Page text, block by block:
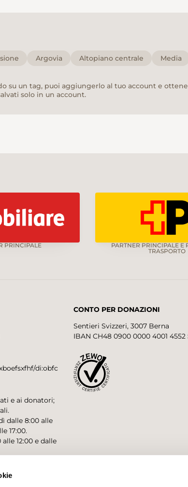
Argovia Altopiano centrale Media
su un tag, puoi aggiungerlo al tuo account e
solo in un account.
PRINCIPALE
PARTNER PRINCIPALE E
TRASPORTO
di:obfc
e ai donatori;
dalle 8:00 alle
17:00.
12:00 e dalle
RICHIESTE
CONTO PER DONAZIONI
Sentieri Svizzeri, 3007 Berna
IBAN CH48 0900 0000 4001 4552